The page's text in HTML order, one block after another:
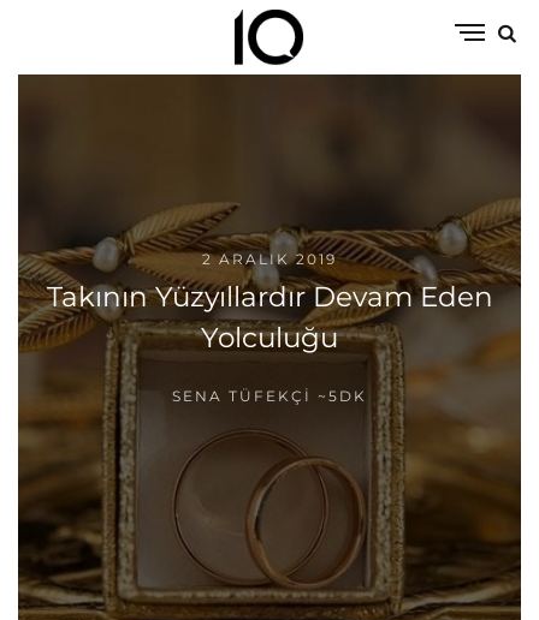
2 ARALIK 2019
Takının Yüzyıllardır Devam Eden
Yolculuğu
SENA TÜFEKÇI ~5DK